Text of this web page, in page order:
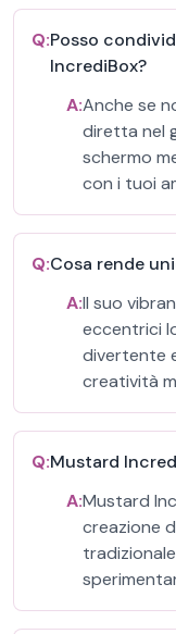
Q:Posso
IncrediBox?
A:Anche se
diretta nel
schermo
con i tuoi
Q:Cosa rende
A:Il suo
eccentrici
divertente
creatività
Q:Mustard
A:Mustard
creazione